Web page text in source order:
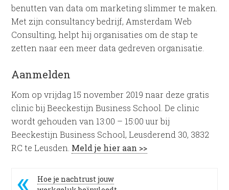
benutten van data om marketing slimmer te maken.
Met zijn consultancy bedrijf, Amsterdam Web
Consulting, helpt hij organisaties om de stap te
zetten naar een meer data gedreven organisatie.
Aanmelden
Kom op vrijdag 15 november 2019 naar deze gratis
clinic bij Beeckestijn Business School. De clinic
wordt gehouden van 13:00 – 15:00 uur bij
Beeckestijn Business School, Leusderend 30, 3832
RC te Leusden. Meld je hier aan >>
Hoe je nachtrust jouw